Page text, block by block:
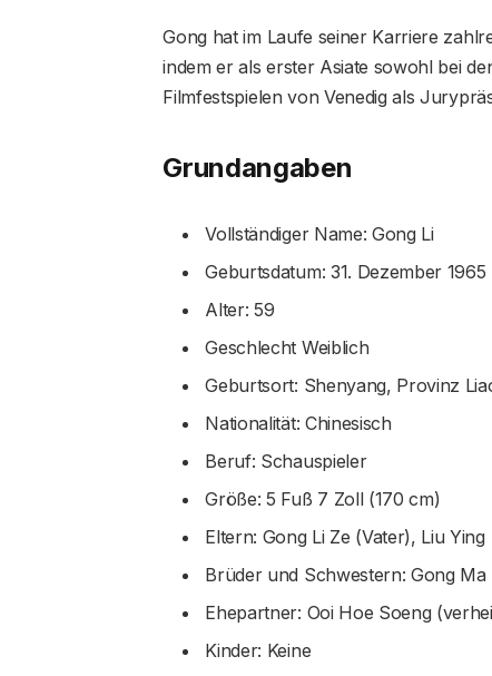
Gong hat im Laufe seiner Karriere
indem er als erster Asiate sowohl bei
Filmfestspielen von Venedig als
Grundangaben
Vollständiger Name: Gong Li
Geburtsdatum: 31. Dezember 1965
Alter: 59
Geschlecht Weiblich
Geburtsort: Shenyang, Provinz
Nationalität: Chinesisch
Beruf: Schauspieler
Größe: 5 Fuß 7 Zoll (170 cm)
Eltern: Gong Li Ze (Vater), Liu
Brüder und Schwestern: Gong
Ehepartner: Ooi Hoe Soeng
Kinder: Keine